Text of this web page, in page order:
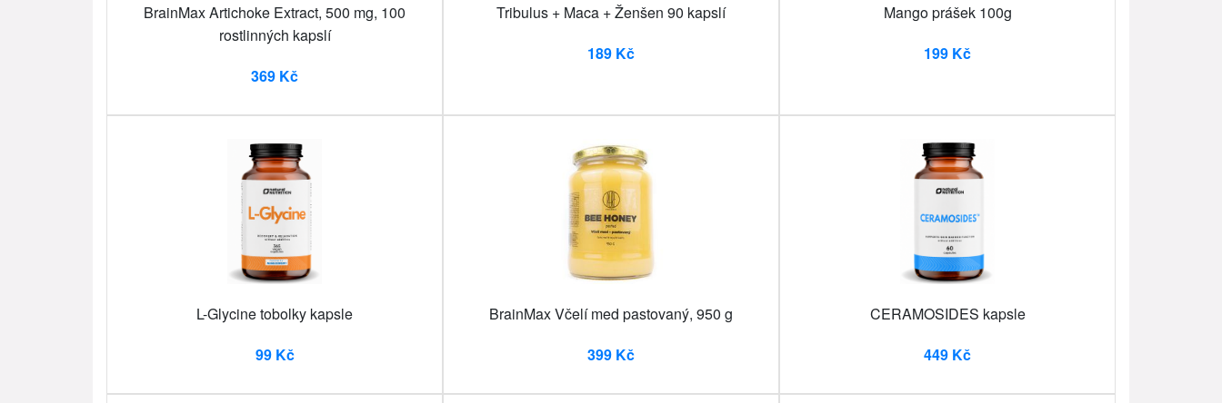
BrainMax Artichoke Extract, 500 mg, 100
rostlinných kapslí
369 Kč
Tribulus + Maca + Ženšen 90 kapslí
189 Kč
Mango prášek 100g
199 Kč
L-Glycine tobolky kapsle
99 Kč
BrainMax Včelí med pastovaný, 950 g
399 Kč
CERAMOSIDES kapsle
449 Kč